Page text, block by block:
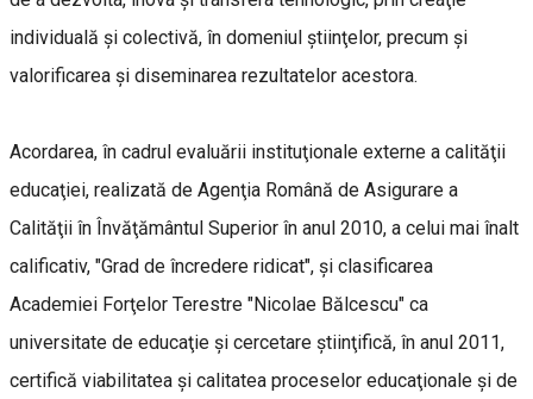
individuală şi colectivă, în domeniul ştiinţelor, precum şi
valorificarea şi diseminarea rezultatelor acestora.
Acordarea, în cadrul evaluării instituţionale externe a calităţii
educaţiei, realizată de Agenţia Română de Asigurare a
Calităţii în Învăţământul Superior în anul 2010, a celui mai înalt
calificativ, "Grad de încredere ridicat", şi clasificarea
Academiei Forţelor Terestre "Nicolae Bălcescu" ca
universitate de educaţie şi cercetare ştiinţifică, în anul 2011,
certifică viabilitatea şi calitatea proceselor educaţionale şi de